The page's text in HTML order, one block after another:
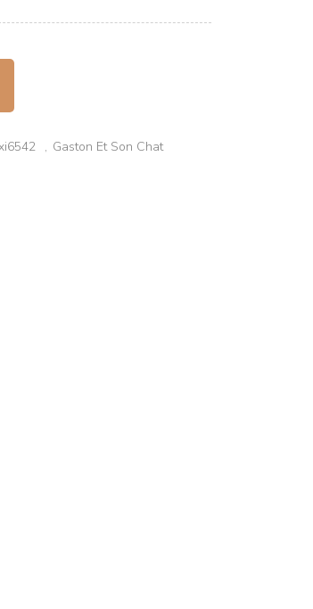
Gaston Et Son Chat